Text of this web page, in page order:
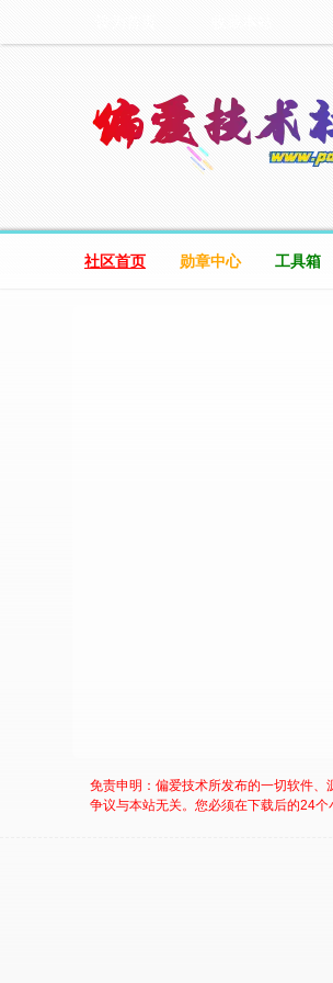
社区首页 勋章中心 工具箱
免责申明：偏爱技术所发布的一切软件
争议与本站无关。您必须在下载后的24